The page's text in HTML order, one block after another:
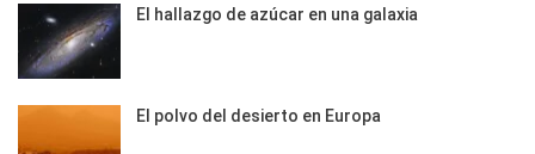
El hallazgo de azúcar en una galaxia
El polvo del desierto en Europa